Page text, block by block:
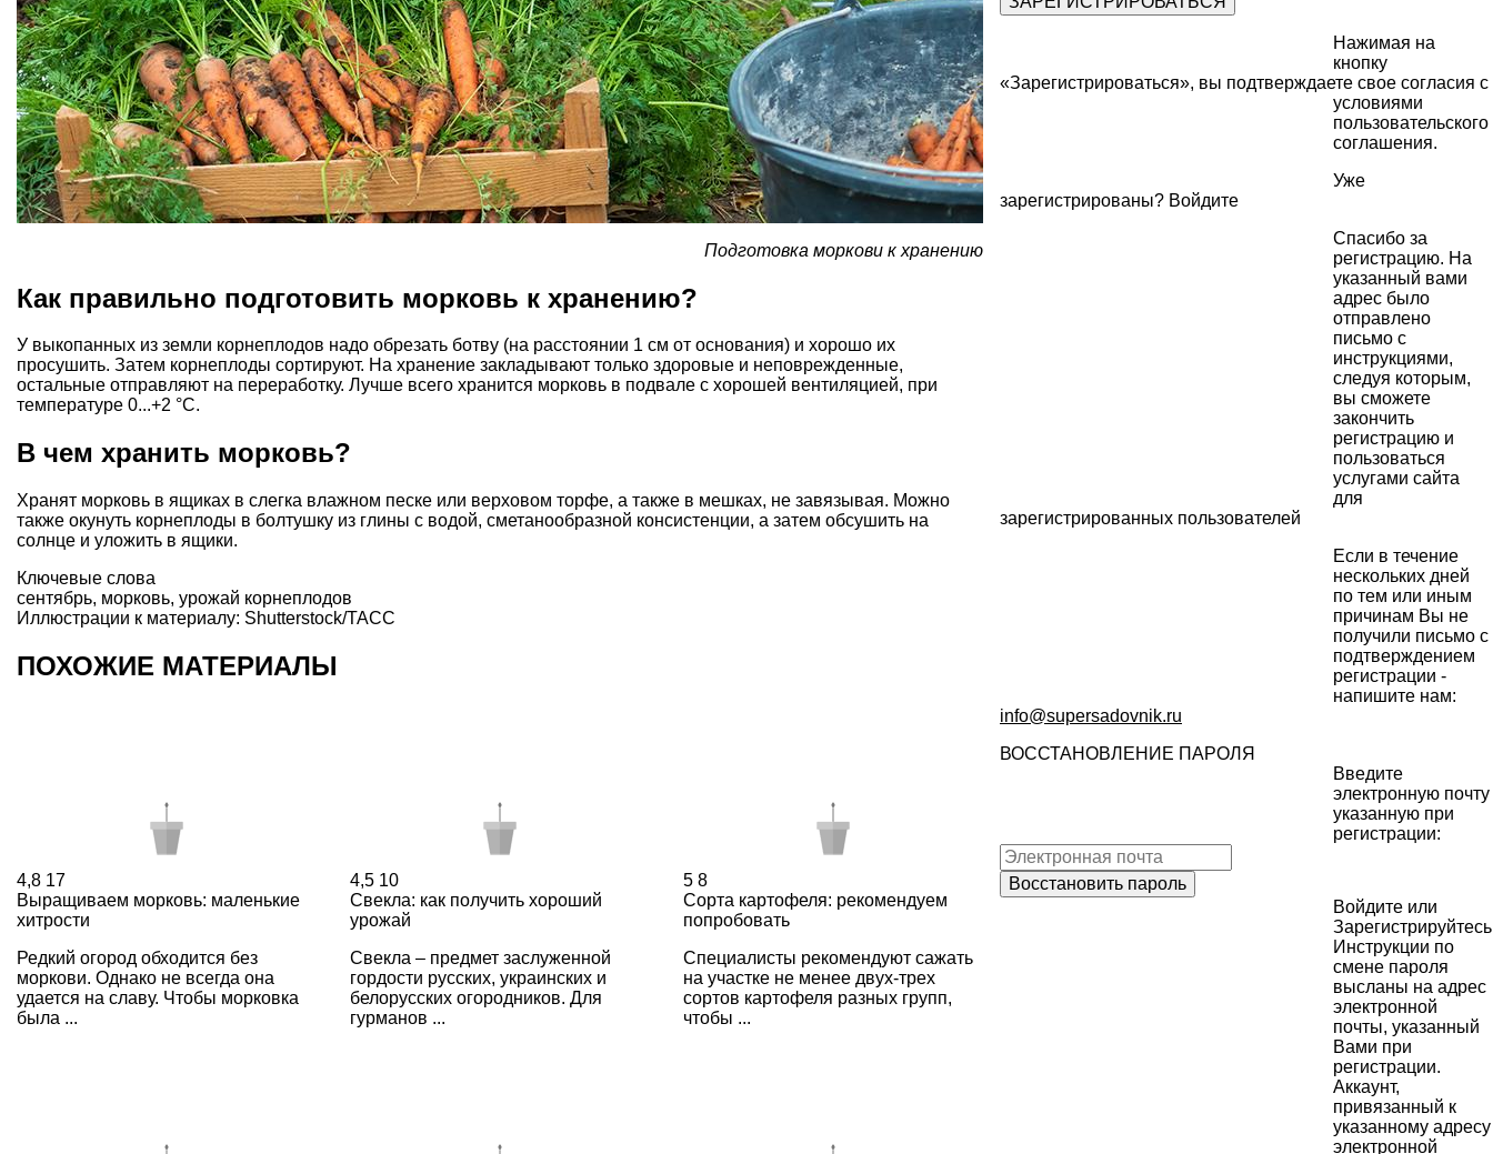
Подготовка моркови к хранению
Как правильно подготовить морковь к хранению?
У выкопанных из земли корнеплодов надо обрезать ботву (на расстоянии 1 см от основания) и хорошо их
просушить. Затем корнеплоды сортируют. На хранение закладывают только здоровые и неповрежденные,
остальные отправляют на переработку. Лучше всего хранится морковь в подвале с хорошей вентиляцией, при
температуре 0...+2 °С.
В чем хранить морковь?
Хранят морковь в ящиках в слегка влажном песке или верховом торфе, а также в мешках, не завязывая. Можно
также окунуть корнеплоды в болтушку из глины с водой, сметанообразной консистенции, а затем обсушить на
солнце и уложить в ящики.
Ключевые слова
сентябрь, морковь, урожай корнеплодов
Иллюстрации к материалу: Shutterstock/ТАСС
ПОХОЖИЕ МАТЕРИАЛЫ
4,8 17
Выращиваем морковь: маленькие
хитрости
Редкий огород обходится без
моркови. Однако не всегда она
удается на славу. Чтобы морковка
была ...
4,5 10
Свекла: как получить хороший
урожай
Свекла – предмет заслуженной
гордости русских, украинских и
белорусских огородников. Для
гурманов ...
5 8
Сорта картофеля: рекомендуем
попробовать
Специалисты рекомендуют сажать
на участке не менее двух-трех
сортов картофеля разных групп,
чтобы ...
Нажимая на
кнопку
«Зарегистрироваться», вы подтверждаете свое согласия с
условиями
пользовательского
соглашения.
Уже
зарегистрированы? Войдите
Спасибо за
регистрацию. На
указанный вами
адрес было
отправлено
письмо с
инструкциями,
следуя которым,
вы сможете
закончить
регистрацию и
пользоваться
услугами сайта
для
зарегистрированных пользователей
Если в течение
нескольких дней
по тем или иным
причинам Вы не
получили письмо с
подтверждением
регистрации -
напишите нам:
info@supersadovnik.ru
ВОССТАНОВЛЕНИЕ ПАРОЛЯ
Введите
электронную почту
указанную при
регистрации:
Войдите или
Зарегистрируйтесь
Инструкции по
смене пароля
высланы на адрес
электронной
почты, указанный
Вами при
регистрации.
Аккаунт,
привязанный к
указанному адресу
электронной